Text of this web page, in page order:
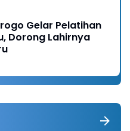
Gelar Pelatihan
Dorong Lahirnya